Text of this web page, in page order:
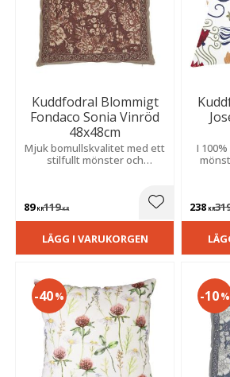
Kuddfodral Blommigt
Fondaco Sonia Vinröd
48x48cm
Mjuk bomullskvalitet med ett
stilfullt mönster och
både soffan och sängen.
89KR119KR Lägg till i
LÄGG I VARUKORGEN
I
238 KR
40% 10%